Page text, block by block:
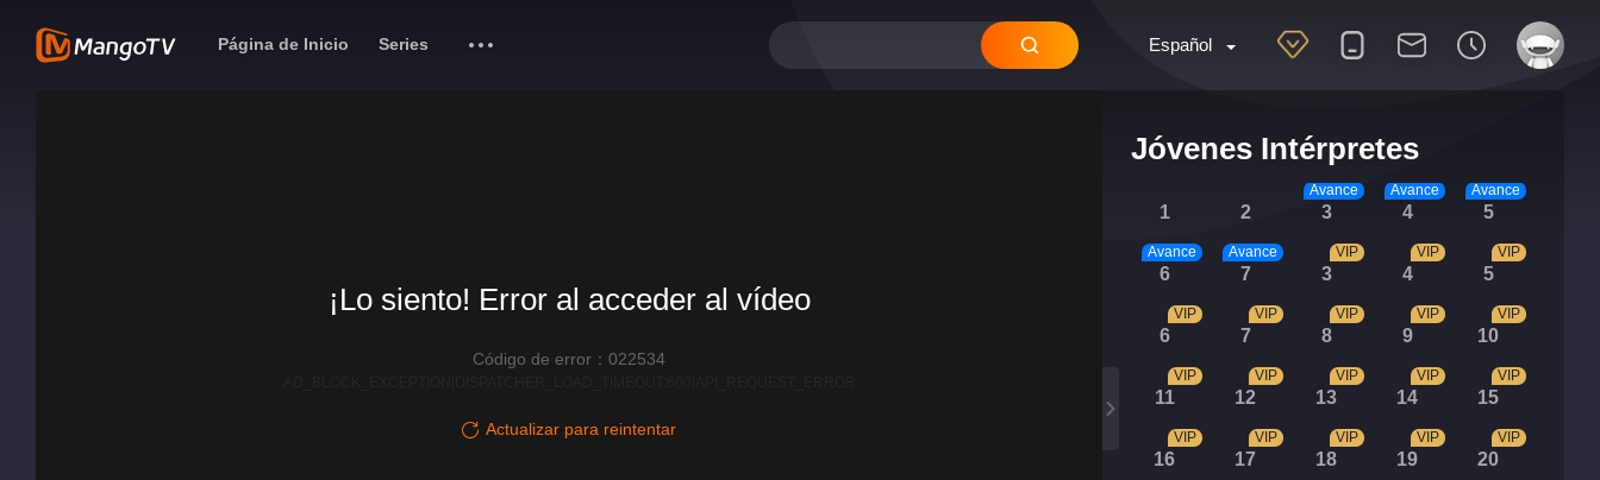
Español
Página de Inicio Series
Jóvenes Intérpretes
1 2 3
Avance
4
Avance
5
Avance
6
Avance
7
Avance
3
VIP
4
VIP
5
VIP
6
VIP
7
VIP
8
VIP
9
VIP
10
VIP
11
VIP
12
VIP
13
VIP
14
VIP
15
VIP
16
VIP
17
VIP
18
VIP
19
VIP
20
VIP
¡Lo siento! Error al acceder al vídeo
Código de error：022534
Actualizar para reintentar